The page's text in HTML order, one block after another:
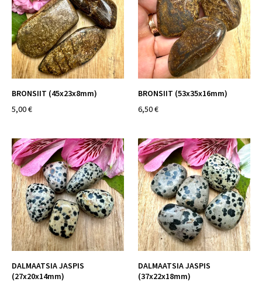
BRONSIIT (45x23x8mm)
5,00 €
BRONSIIT (53x35x16mm)
6,50 €
DALMAATSIA JASPIS
(27x20x14mm)
DALMAATSIA JASPIS
(37x22x18mm)